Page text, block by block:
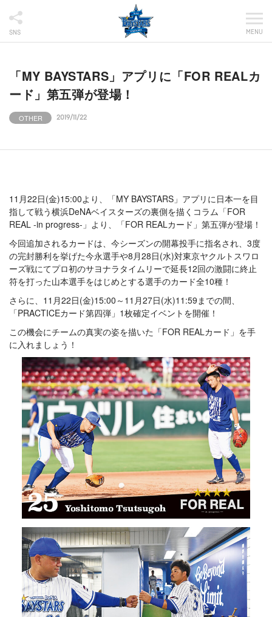
SNS MENU
「MY BAYSTARS」アプリに「FOR REALカ
ード」第五弾が登場！
OTHER 2019/11/22
11月22日(金)15:00より、「MY BAYSTARS」アプリに日本一を目
指して戦う横浜DeNAベイスターズの裏側を描くコラム「FOR
REAL -in progress-」より、「FOR REALカード」第五弾が登場！
今回追加されるカードは、今シーズンの開幕投手に指名され、3度
の完封勝利を挙げた今永選手や8月28日(水)対東京ヤクルトスワロ
ーズ戦にてプロ初のサヨナラタイムリーで延長12回の激闘に終止
符を打った山本選手をはじめとする選手のカード全10種！
さらに、11月22日(金)15:00～11月27日(水)11:59までの間、
「PRACTICEカード第四弾」1枚確定イベントを開催！
この機会にチームの真実の姿を描いた「FOR REALカード」を手
に入れましょう！